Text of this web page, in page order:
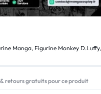
Manga, Figurine Monkey D.Luffy,
retours gratuits pour ce produit